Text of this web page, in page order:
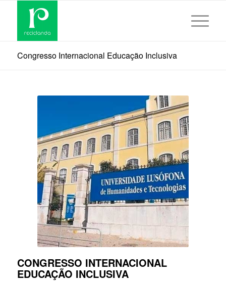
Congresso Internacional Educação Inclusiva
CONGRESSO INTERNACIONAL
EDUCAÇÃO INCLUSIVA